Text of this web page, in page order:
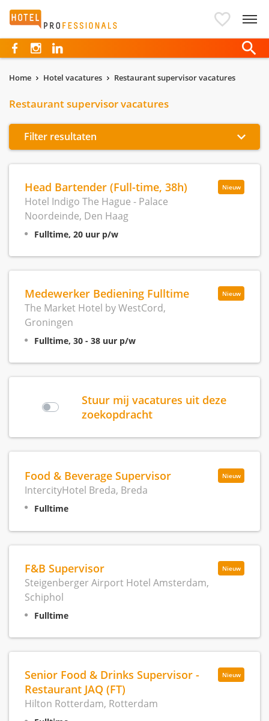
Hotelprofessionals
Home Hotel vacatures Restaurant supervisor vacatures
Restaurant supervisor vacatures
Filter resultaten
Nieuw
Head Bartender (Full-time, 38h)
Hotel Indigo The Hague - Palace
Noordeinde, Den Haag
Fulltime, 20 uur p/w
Nieuw
Medewerker Bediening Fulltime
The Market Hotel by WestCord,
Groningen
Fulltime, 30 - 38 uur p/w
Stuur mij vacatures uit deze
zoekopdracht
Nieuw
Food & Beverage Supervisor
IntercityHotel Breda, Breda
Fulltime
Nieuw
F&B Supervisor
Steigenberger Airport Hotel Amsterdam,
Schiphol
Fulltime
Nieuw
Senior Food & Drinks Supervisor -
Restaurant JAQ (FT)
Hilton Rotterdam, Rotterdam